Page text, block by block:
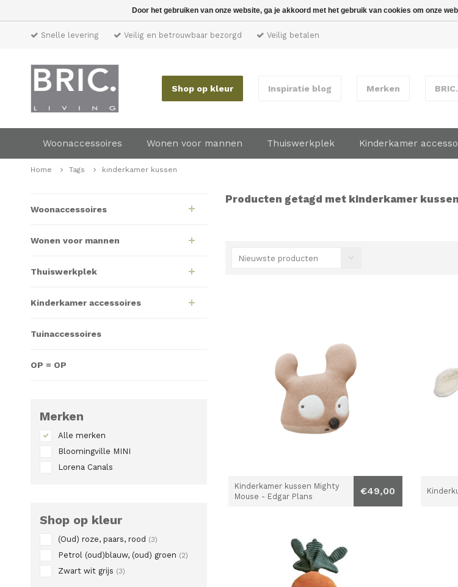
Snelle levering Veilig en betrouwbaar bezorgd Veilig betalen
Shop op kleur Inspiratie blog Merken
Woonaccessoires Wonen voor mannen Thuiswerkplek Kinderkamer
Home Tags kinderkamer kussen
Woonaccessoires
Wonen voor mannen
Thuiswerkplek
Kinderkamer accessoires
Tuinaccessoires
OP = OP
Merken
Alle merken
Bloomingville MINI
Lorena Canals
Shop op kleur
(Oud) roze, paars, rood (3)
Petrol (oud)blauw, (oud) groen (2)
Zwart wit grijs (3)
Producten getagd met kinderkamer kussen
Nieuwste producten
Kinderkamer kussen Mighty
Mouse - Edgar Plans
€49,00
Door het gebruiken van onze website, ga je akkoord met het gebruik van cookies om onze